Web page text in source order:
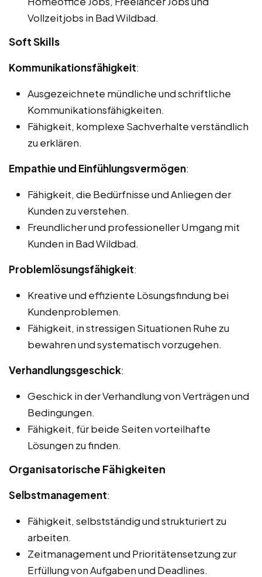
Vollzeitjobs in Bad Wildbad.
Soft Skills
Kommunikationsfähigkeit:
Ausgezeichnete mündliche und schriftliche
Kommunikationsfähigkeiten.
Fähigkeit, komplexe Sachverhalte verständlich
zu erklären.
Empathie und Einfühlungsvermögen:
Fähigkeit, die Bedürfnisse und Anliegen der
Kunden zu verstehen.
Freundlicher und professioneller Umgang mit
Kunden in Bad Wildbad.
Problemlösungsfähigkeit:
Kreative und effiziente Lösungsfindung bei
Kundenproblemen.
Fähigkeit, in stressigen Situationen Ruhe zu
bewahren und systematisch vorzugehen.
Verhandlungsgeschick:
Geschick in der Verhandlung von Verträgen und
Bedingungen.
Fähigkeit, für beide Seiten vorteilhafte
Lösungen zu finden.
Organisatorische Fähigkeiten
Selbstmanagement:
Fähigkeit, selbstständig und strukturiert zu
arbeiten.
Zeitmanagement und Prioritätensetzung zur
Erfüllung von Aufgaben und Deadlines.